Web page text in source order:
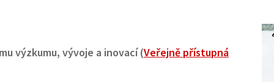
výzkumu, vývoje a inovací (Veřejně přístupná